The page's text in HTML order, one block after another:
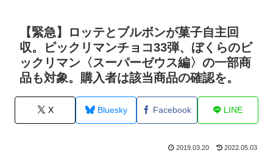
【緊急】ロッテとブルボンが菓子自主回
収。ビックリマンチョコ33弾、ぼくらのビ
ックリマン〈スーパーゼウス編〉の一部商
品も対象。購入者は該当商品の確認を。
X Bluesky Facebook LINE
2019.03.20 2022.05.03